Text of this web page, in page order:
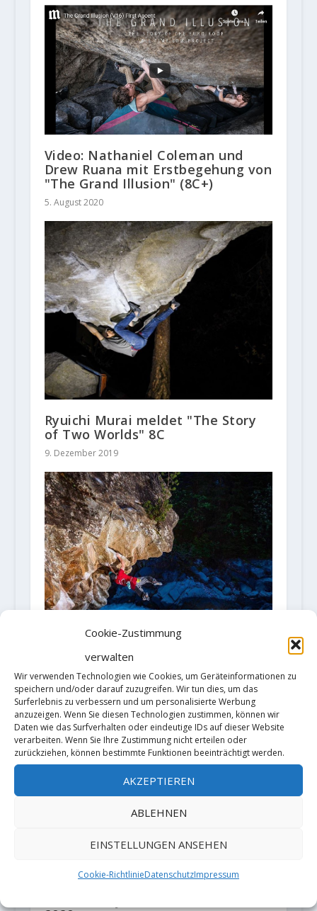
Cookie-Zustimmung
verwalten
Wir verwenden Technologien wie Cookies, um Geräteinformationen zu
speichern und/oder darauf zuzugreifen. Wir tun dies, um das
Surferlebnis zu verbessern und um personalisierte Werbung
anzuzeigen. Wenn Sie diesen Technologien zustimmen, können wir
Daten wie das Surfverhalten oder eindeutige IDs auf dieser Website
verarbeiten. Wenn Sie Ihre Zustimmung nicht erteilen oder
zurückziehen, können bestimmte Funktionen beeinträchtigt werden.
AKZEPTIEREN
ABLEHNEN
EINSTELLUNGEN ANSEHEN
Cookie-RichtlinieDatenschutzImpressum
Video: Nathaniel Coleman und
Drew Ruana mit Erstbegehung von
"The Grand Illusion" (8C+)
5. August 2020
Ryuichi Murai meldet "The Story
of Two Worlds" 8C
9. Dezember 2019
Giani Clement mit Erstbegehung
"Stil vor Talent" 8C/+
11. August 2020